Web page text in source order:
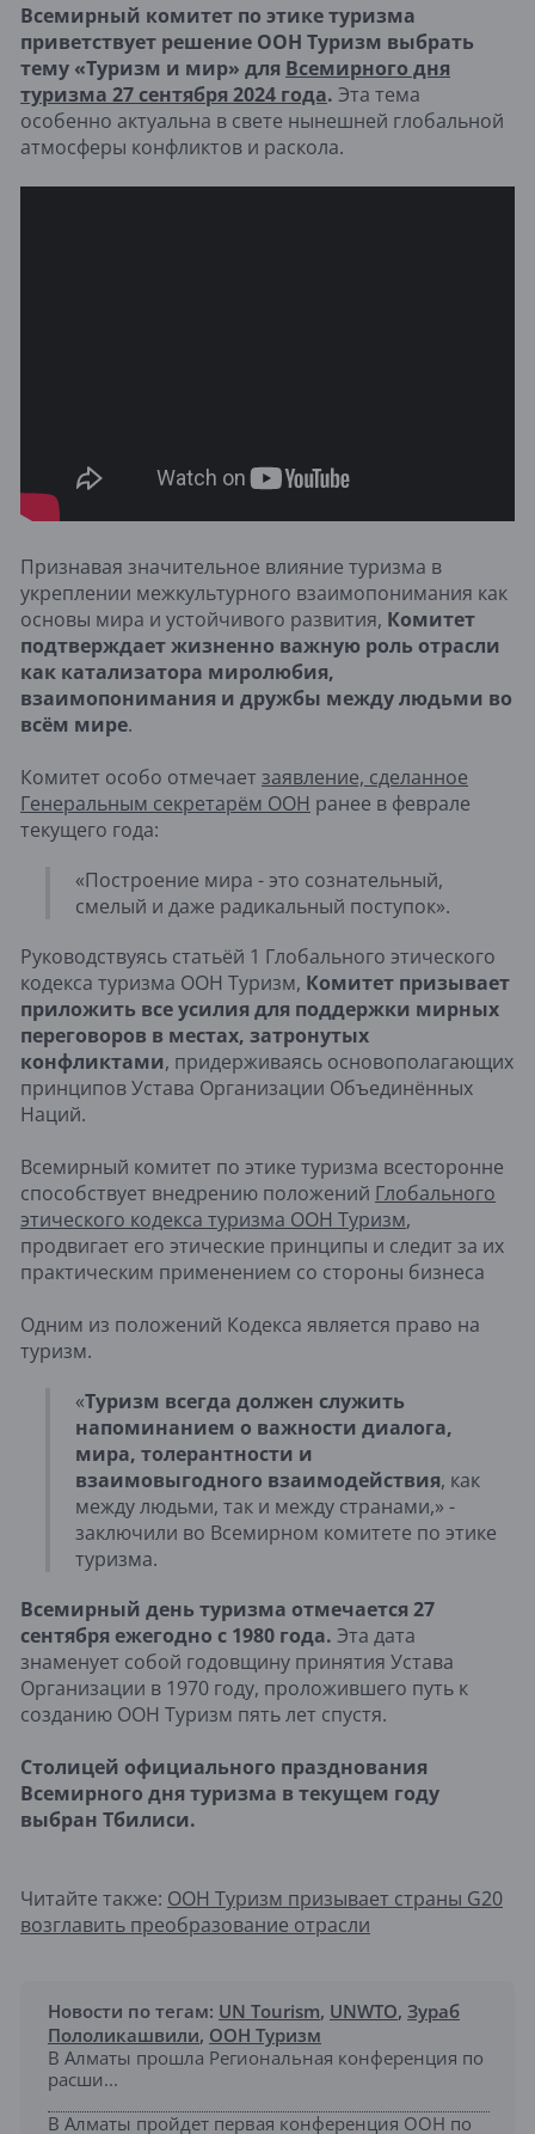
Всемирный комитет по этике туризма
приветствует решение ООН Туризм выбрать
тему «Туризм и мир» для Всемирного дня
туризма 27 сентября 2024 года. Эта тема
особенно актуальна в свете нынешней глобальной
атмосферы конфликтов и раскола.
Признавая значительное влияние туризма в
укреплении межкультурного взаимопонимания как
основы мира и устойчивого развития, Комитет
подтверждает жизненно важную роль отрасли
как катализатора миролюбия,
взаимопонимания и дружбы между людьми во
всём мире.
Комитет особо отмечает заявление, сделанное
Генеральным секретарём ООН ранее в феврале
текущего года:
«Построение мира - это сознательный,
смелый и даже радикальный поступок».
Руководствуясь статьёй 1 Глобального этического
кодекса туризма ООН Туризм, Комитет призывает
приложить все усилия для поддержки мирных
переговоров в местах, затронутых
конфликтами, придерживаясь основополагающих
принципов Устава Организации Объединённых
Наций.
Всемирный комитет по этике туризма всесторонне
способствует внедрению положений Глобального
этического кодекса туризма ООН Туризм,
продвигает его этические принципы и следит за их
практическим применением со стороны бизнеса
Одним из положений Кодекса является право на
туризм.
«Туризм всегда должен служить
напоминанием о важности диалога,
мира, толерантности и
взаимовыгодного взаимодействия, как
между людьми, так и между странами,» -
заключили во Всемирном комитете по этике
туризма.
Всемирный день туризма отмечается 27
сентября ежегодно с 1980 года. Эта дата
знаменует собой годовщину принятия Устава
Организации в 1970 году, проложившего путь к
созданию ООН Туризм пять лет спустя.
Столицей официального празднования
Всемирного дня туризма в текущем году
выбран Тбилиси.
Читайте также: ООН Туризм призывает страны G20
возглавить преобразование отрасли
Новости по тегам: UN Tourism, UNWTO, Зураб
Пололикашвили, ООН Туризм
В Алматы прошла Региональная конференция по
расши...
В Алматы пройдет первая конференция ООН по